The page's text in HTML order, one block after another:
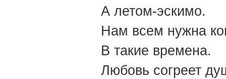
А летом-эскимо.
Нам всем нужна
В такие времена.
Любовь согреет